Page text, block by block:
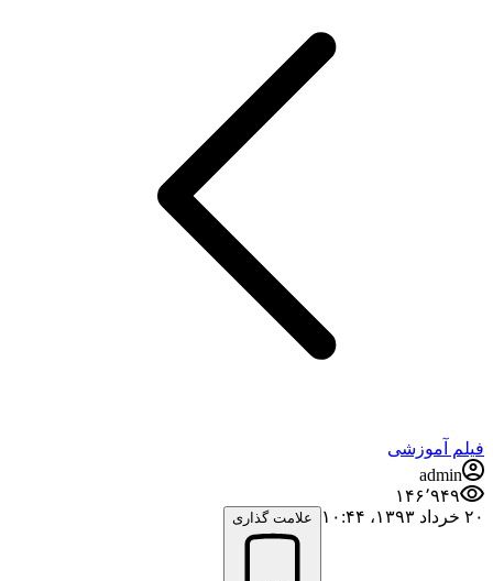
فیلم آموزشی
admin
۱۴۶٬۹۴۹
۲۰ خرداد ۱۳۹۳،‏ ۱۰:۴۴
علامت گذاری